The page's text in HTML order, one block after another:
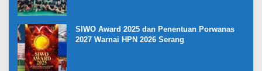
SIWO Award 2025 dan Penentuan Porwanas
2027 Warnai HPN 2026 Serang